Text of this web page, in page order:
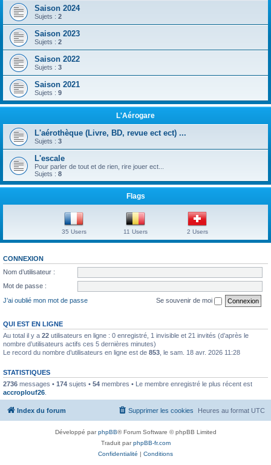
Saison 2024
Sujets : 2
Saison 2023
Sujets : 2
Saison 2022
Sujets : 3
Saison 2021
Sujets : 9
L'Aérogare
L'aérothèque (Livre, BD, revue ect ect) ...
Sujets : 3
L'escale
Pour parler de tout et de rien, rire jouer ect...
Sujets : 8
Flags
35 Users 11 Users 2 Users
CONNEXION
Nom d’utilisateur :
Mot de passe :
J’ai oublié mon mot de passe
Se souvenir de moi
QUI EST EN LIGNE
Au total il y a 22 utilisateurs en ligne : 0 enregistré, 1 invisible et 21 invités (d’après le
nombre d’utilisateurs actifs ces 5 dernières minutes)
Le record du nombre d’utilisateurs en ligne est de 853 , le sam. 18 avr. 2026 11:28
STATISTIQUES
2736 messages • 174 sujets • 54 membres • Le membre enregistré le plus récent est
accroplouf26
Index du forum Heures au format UTC
Supprimer les cookies
Développé parphpBB® Forum Software © phpBB Limited
Traduit parphpBB-fr.com
Confidentialité | Conditions